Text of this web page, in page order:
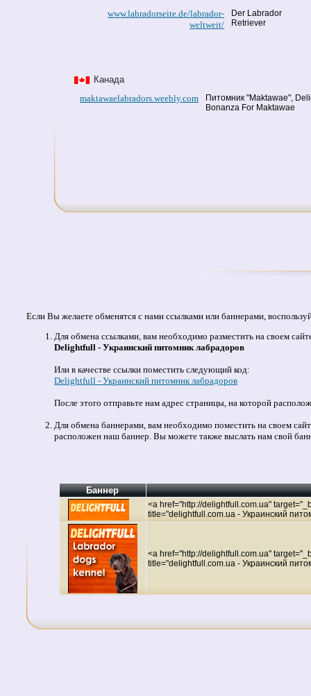
www.labradorseite.de/labrador-
weltweit/
Der Labrador
Retriever
Канада
maktawaelabradors.weebly.com
Питомник "Maktawae",
Bonanza For Maktawae
Если Вы желаете обменятся с нами ссылками или баннерами,
Для обмена ссылками, вам необходимо разместить на своем
Delightfull - Украинский питомник лабрадоров
Или в качестве ссылки поместить следующий код:
Delightfull - Украинский питомник лабрадоров
После этого отправьте нам адрес страницы, на которой
Для обмена баннерами, вам необходимо поместить на своем
расположен наш баннер. Вы можете также выслать нам свой
Баннер
<a href="http://delightfull.com.ua"
title="delightfull.com.ua - Украинский
<a href="http://delightfull.com.ua"
title="delightfull.com.ua - Украинский